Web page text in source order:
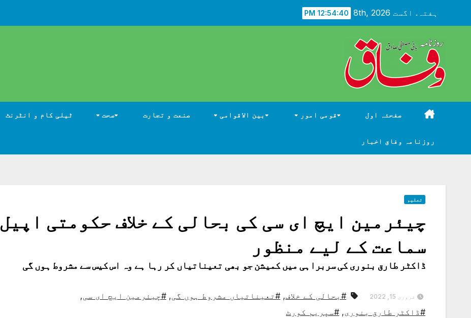
ہفتہ. اگست 8th, 2026 12:54:41 PM
صفحئہ اول قومی امور بین الاقوامی صنعت و تجارت صحت ٹیلی کام و انٹرنٹ
روزنامہ وفاق اخبار
تعلیم
چیئرمین ایچ ای سی کی بحالی کے خلاف حکومتی اپیل
سماعت کے لیے منظور
ڈاکٹر طارق بنوری کی سربراہی میں کمیشن جو بھی تعیناتیاں کر رہا ہے وہ اس کیس سے مشروط ہوں گی
فروری 15, 2022 #بحالی کے خلاف, #تعیناتیاں مشروط ہوں گی, #چیئرمین ایچ ای سی,
#ڈاکٹر طارق بنوری, #سپریم کورٹ